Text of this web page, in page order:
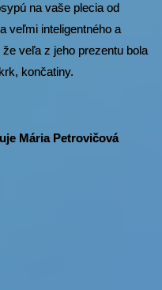
na vaše plecia od
veľmi inteligentného a
veľa z jeho prezentu bola
končatiny.
Mária Petrovičová